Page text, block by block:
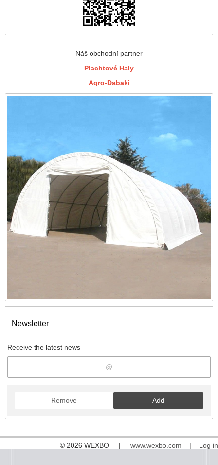
Náš obchodní partner
Plachtové Haly
Agro-Dabaki
Newsletter
Receive the latest news
Remove Add
© 2026 WEXBO | www.wexbo.com | Log in